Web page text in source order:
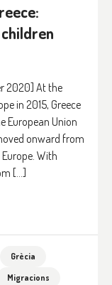
2020] At the
in 2015, Greece
European Union
onward from
With
[…]
Grècia
Migracions